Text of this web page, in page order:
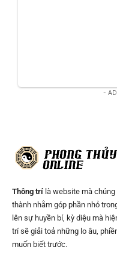
-
Thông trí là website mà
thành nhằm góp phần nhỏ
lên sự huyền bí, kỳ diệu mà
trí sẽ giải toả những lo âu,
muốn biết trước.